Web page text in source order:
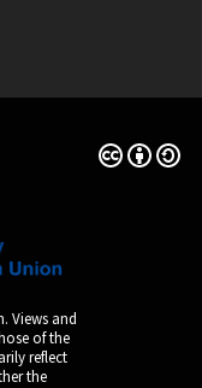
Con
(Enlace
Views and
of the
reflect
the